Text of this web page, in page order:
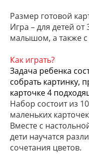
Размер готовой
Игра – для детей
малышом, а также с
Как играть?
Задача ребенка
собрать картинку,
карточке 4
Набор состоит из
маленьких
Вместе с
дети научатся
сочетания цветов.